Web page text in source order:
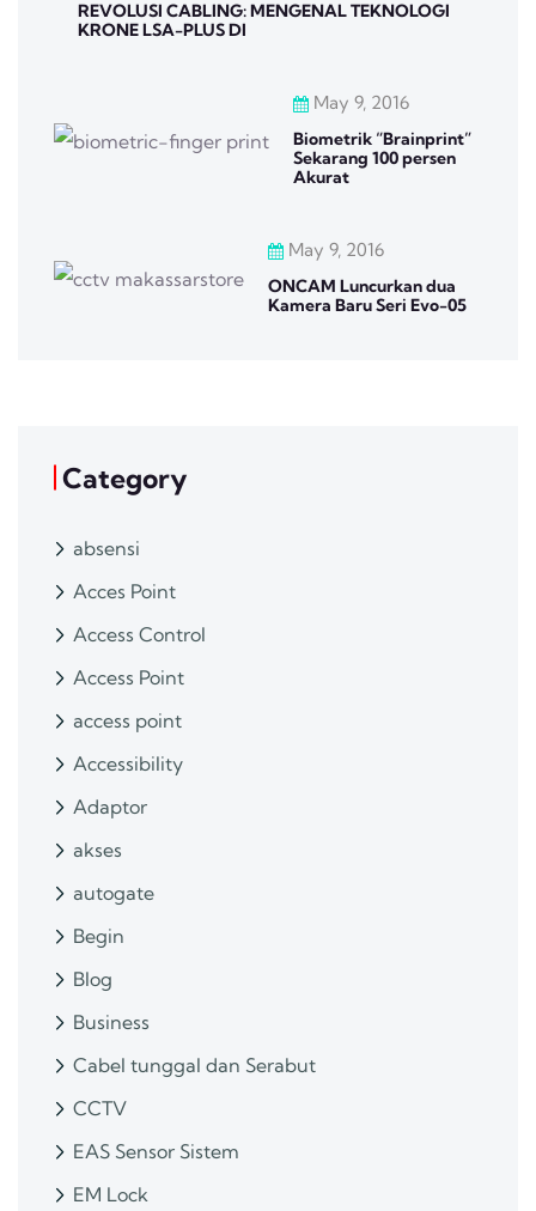
REVOLUSI CABLING: MENGENAL TEKNOLOGI
KRONE LSA-PLUS DI
May 9, 2016
Biometrik “Brainprint”
Sekarang 100 persen
Akurat
May 9, 2016
ONCAM Luncurkan dua
Kamera Baru Seri Evo-05
Category
absensi
Acces Point
Access Control
Access Point
access point
Accessibility
Adaptor
akses
autogate
Begin
Blog
Business
Cabel tunggal dan Serabut
CCTV
EAS Sensor Sistem
EM Lock